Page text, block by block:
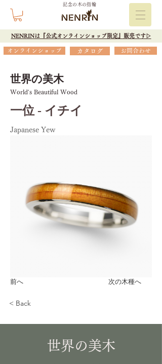
記念の木の指輪
NENRINは『公式オンラインショップ限定』販売です▷
オンラインショップ カタログ お問合わせ
世界の美木
World's Beautiful Wood
一位 - イチイ
Japanese Yew
前へ 次の木種へ
< Back
世界の美木